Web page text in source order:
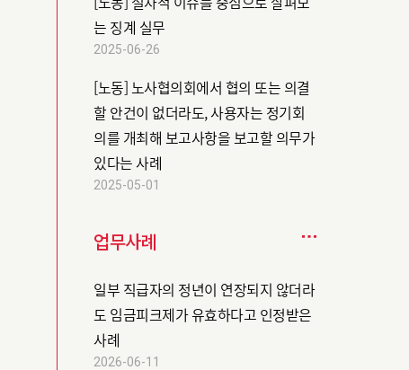
는 징계 실무
2025-06-26
[노동] 노사협의회에서 협의 또는 의결
할 안건이 없더라도, 사용자는 정기회
의를 개최해 보고사항을 보고할 의무가
있다는 사례
2025-05-01
업무사례
일부 직급자의 정년이 연장되지 않더라
도 임금피크제가 유효하다고 인정받은
사례
2026-06-11